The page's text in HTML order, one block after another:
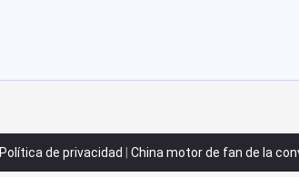
Política de privacidad China motor de fan de la